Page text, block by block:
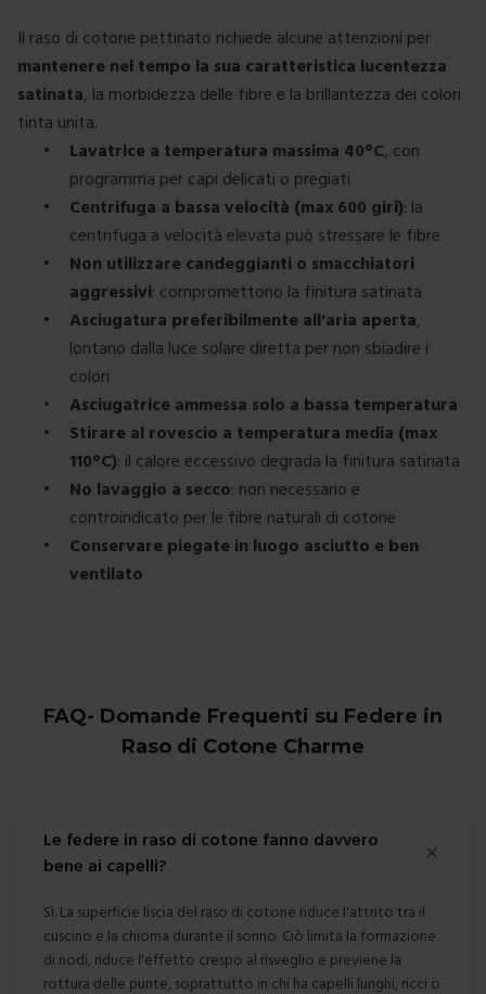
Il raso di cotone pettinato richiede alcune attenzioni per
mantenere nel tempo la sua caratteristica lucentezza
satinata, la morbidezza delle fibre e la brillantezza dei colori
tinta unita.
•
Lavatrice a temperatura massima 40°C, con
programma per capi delicati o pregiati
•
Centrifuga a bassa velocità (max 600 giri): la
centrifuga a velocità elevata può stressare le fibre
•
Non utilizzare candeggianti o smacchiatori
aggressivi: compromettono la finitura satinata
•
Asciugatura preferibilmente all'aria aperta,
lontano dalla luce solare diretta per non sbiadire i
colori
•
Asciugatrice ammessa solo a bassa temperatura
•
Stirare al rovescio a temperatura media (max
110°C): il calore eccessivo degrada la finitura satinata
•
No lavaggio a secco: non necessario e
controindicato per le fibre naturali di cotone
•
Conservare piegate in luogo asciutto e ben
ventilato
FAQ- Domande Frequenti su Federe in
Raso di Cotone Charme
Le federe in raso di cotone fanno davvero
bene ai capelli?
Sì. La superficie liscia del raso di cotone riduce l'attrito tra il
cuscino e la chioma durante il sonno. Ciò limita la formazione
di nodi, riduce l'effetto crespo al risveglio e previene la
rottura delle punte, soprattutto in chi ha capelli lunghi, ricci o